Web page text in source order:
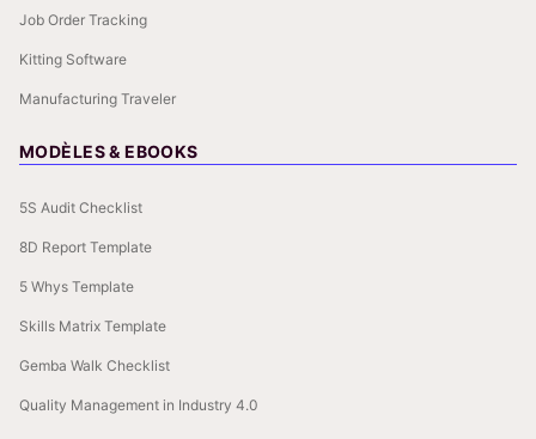
Job Order Tracking
Kitting Software
Manufacturing Traveler
MODÈLES & EBOOKS
5S Audit Checklist
8D Report Template
5 Whys Template
Skills Matrix Template
Gemba Walk Checklist
Quality Management in Industry 4.0